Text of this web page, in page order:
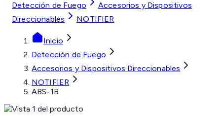
Detección de Fuego
Accesorios y Dispositivos
Direccionables
NOTIFIER
Inicio
Detección de Fuego
Accesorios y Dispositivos Direccionables
NOTIFIER
ABS-1B